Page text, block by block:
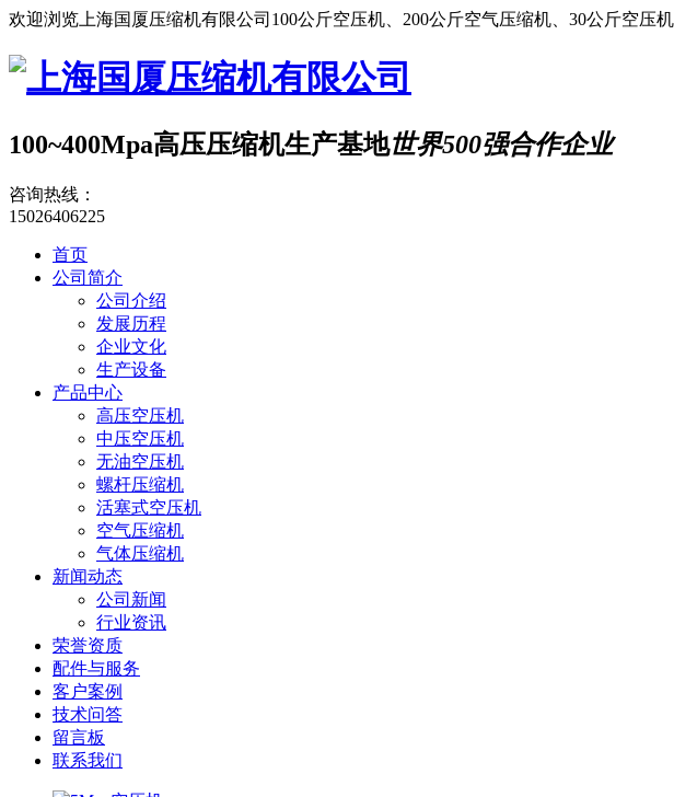
欢迎浏览上海国厦压缩机有限公司100公斤空压机、200公斤空气压缩机、30公斤空压
100~400Mpa高压压缩机生产基地世界500强合作企业
咨询热线：
15026406225
首页
公司简介
公司介绍
发展历程
企业文化
生产设备
产品中心
高压空压机
中压空压机
无油空压机
螺杆压缩机
活塞式空压机
空气压缩机
气体压缩机
新闻动态
公司新闻
行业资讯
荣誉资质
配件与服务
客户案例
技术问答
留言板
联系我们